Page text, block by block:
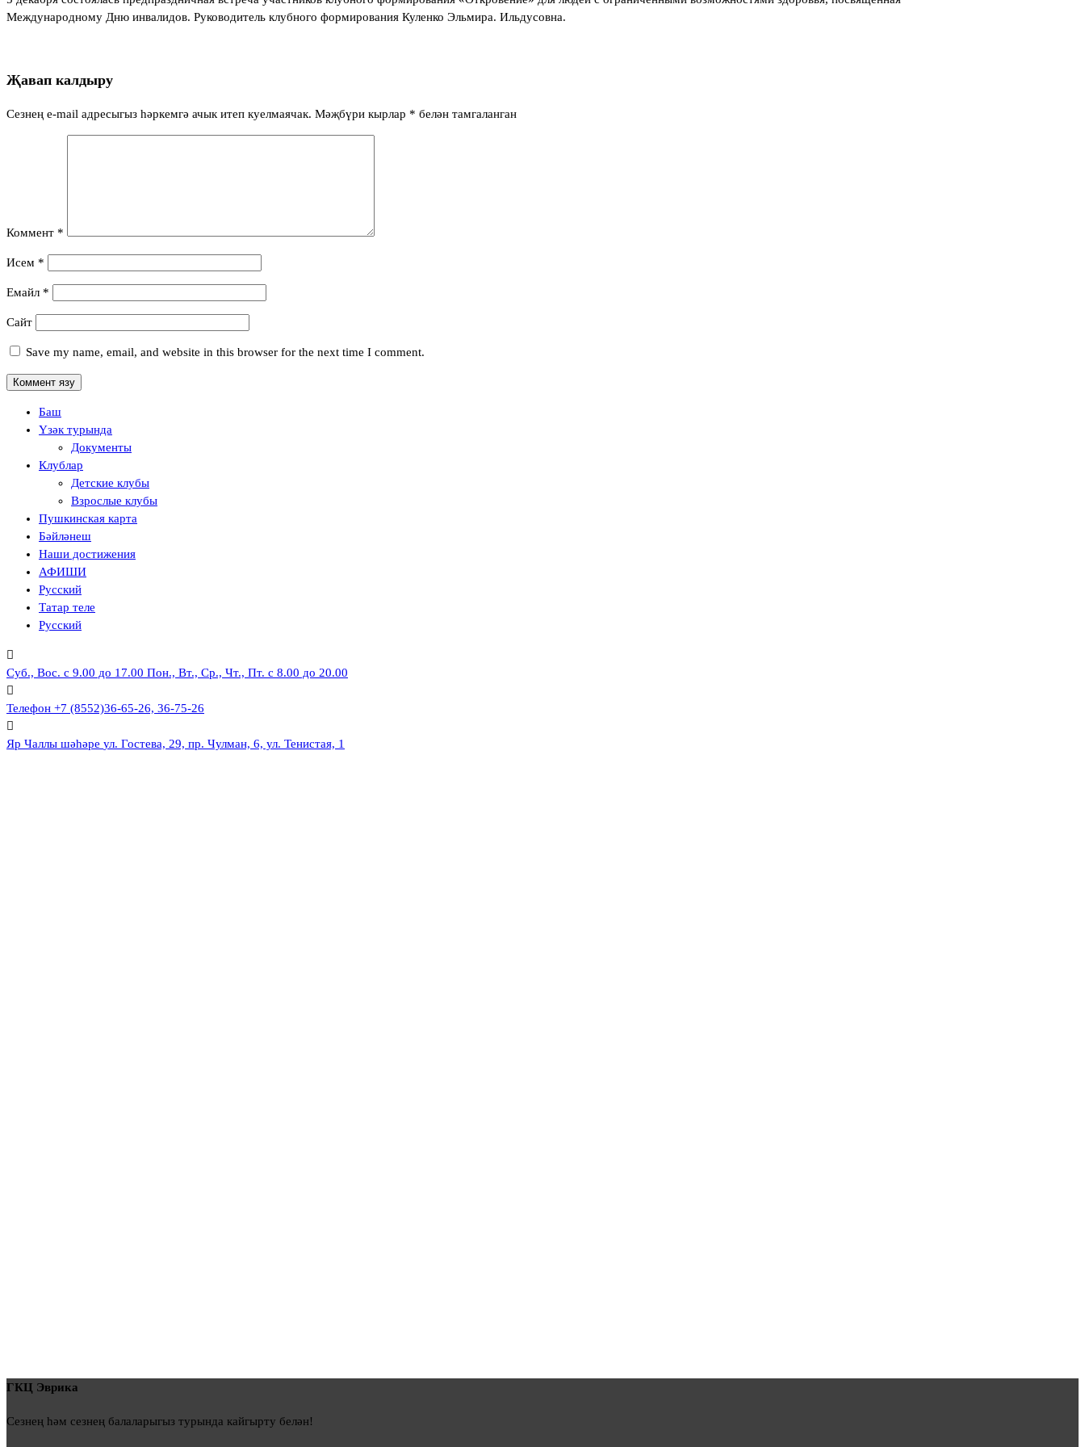
Международному Дню инвалидов. Руководитель клубного формирования Куленко Эльмира. Ильдусовна.
Җавап калдыру
Сезнең e-mail адресыгыз һәркемгә ачык итеп куелмаячак. Мәҗбүри кырлар * белән тамгаланган
Коммент *
Исем *
Емайл *
Сайт
Save my name, email, and website in this browser for the next time I comment.
Баш
Үзәк турында
Документы
Клублар
Детские клубы
Взрослые клубы
Пушкинская карта
Бәйләнеш
Наши достижения
АФИШИ
Русский
Татар теле
Русский
Суб., Вос. с 9.00 до 17.00 Пон., Вт., Ср., Чт., Пт. с 8.00 до 20.00
Телефон +7 (8552)36-65-26, 36-75-26
Яр Чаллы шәһәре ул. Гостева, 29, пр. Чулман, 6, ул. Тенистая, 1
ГКЦ Эврика
Сезнең һәм сезнең балаларыгыз турында кайгырту белән!